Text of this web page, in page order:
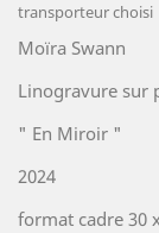
transporteur choisi
Moïra Swann
Linogravure sur
" En Miroir "
2024
format cadre 30